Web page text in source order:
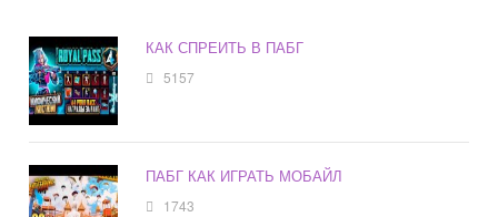
КАК СПРЕИТЬ В ПАБГ
5157
ПАБГ КАК ИГРАТЬ МОБАЙЛ
1743